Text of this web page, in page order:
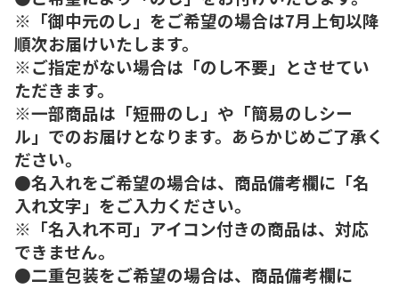
※「御中元のし」をご希望の場合は7月上旬以降
順次お届けいたします。
※ご指定がない場合は「のし不要」とさせてい
ただきます。
※一部商品は「短冊のし」や「簡易のしシー
ル」でのお届けとなります。あらかじめご了承く
ださい。
●名入れをご希望の場合は、商品備考欄に「名
入れ文字」をご入力ください。
※「名入れ不可」アイコン付きの商品は、対応
できません。
●二重包装をご希望の場合は、商品備考欄に